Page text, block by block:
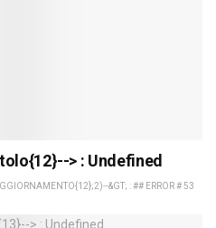
> : Undefined
&GT; : ## ERROR # 53